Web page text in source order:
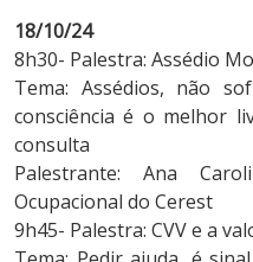
18/10/24
8h30- Palestra: Assédio
Tema: Assédios, não
consciência é o melhor
consulta
Palestrante: Ana
Ocupacional do Cerest
9h45- Palestra: CVV e a